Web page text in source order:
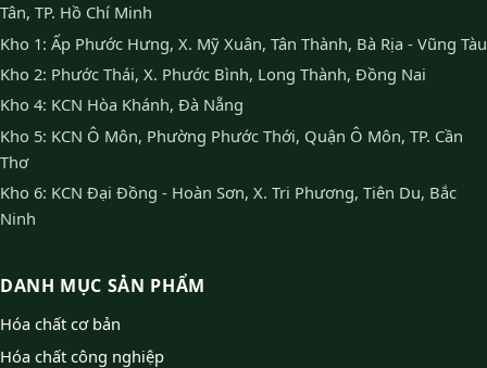
Tân, TP. Hồ Chí Minh
Kho 1: Ấp Phước Hưng, X. Mỹ Xuân, Tân Thành, Bà Rịa - Vũng Tàu
Kho 2: Phước Thái, X. Phước Bình, Long Thành, Đồng Nai
Kho 4: KCN Hòa Khánh, Đà Nẵng
Kho 5: KCN Ô Môn, Phường Phước Thới, Quận Ô Môn, TP. Cần
Thơ
Kho 6: KCN Đại Đồng - Hoàn Sơn, X. Tri Phương, Tiên Du, Bắc
Ninh
DANH MỤC SẢN PHẨM
Hóa chất cơ bản
Hóa chất công nghiệp